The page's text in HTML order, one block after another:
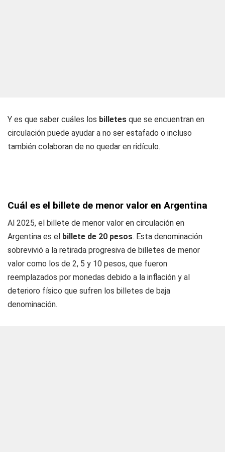
Y es que saber cuáles los billetes que se encuentran en
circulación puede ayudar a no ser estafado o incluso
también colaboran de no quedar en ridículo.
Cuál es el billete de menor valor en Argentina
Al 2025, el billete de menor valor en circulación en
Argentina es el billete de 20 pesos. Esta denominación
sobrevivió a la retirada progresiva de billetes de menor
valor como los de 2, 5 y 10 pesos, que fueron
reemplazados por monedas debido a la inflación y al
deterioro físico que sufren los billetes de baja
denominación.